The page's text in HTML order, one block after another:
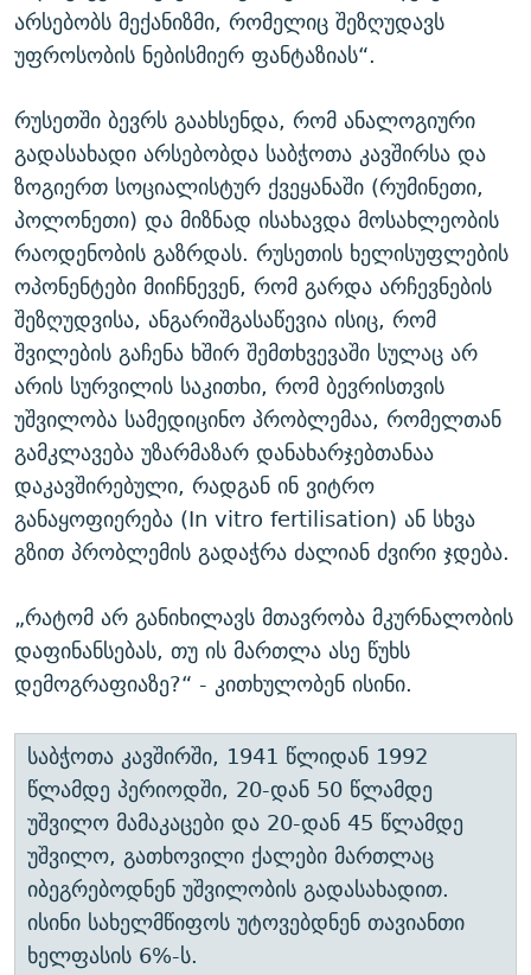
არსებობს მექანიზმი, რომელიც შეზღუდავს
უფროსობის ნებისმიერ ფანტაზიას“.
რუსეთში ბევრს გაახსენდა, რომ ანალოგიური
გადასახადი არსებობდა საბჭოთა კავშირსა და
ზოგიერთ სოციალისტურ ქვეყანაში (რუმინეთი,
პოლონეთი) და მიზნად ისახავდა მოსახლეობის
რაოდენობის გაზრდას. რუსეთის ხელისუფლების
ოპონენტები მიიჩნევენ, რომ გარდა არჩევნების
შეზღუდვისა, ანგარიშგასაწევია ისიც, რომ
შვილების გაჩენა ხშირ შემთხვევაში სულაც არ
არის სურვილის საკითხი, რომ ბევრისთვის
უშვილობა სამედიცინო პრობლემაა, რომელთან
გამკლავება უზარმაზარ დანახარჯებთანაა
დაკავშირებული, რადგან ინ ვიტრო
განაყოფიერება (In vitro fertilisation) ან სხვა
გზით პრობლემის გადაჭრა ძალიან ძვირი ჯდება.
„რატომ არ განიხილავს მთავრობა მკურნალობის
დაფინანსებას, თუ ის მართლა ასე წუხს
დემოგრაფიაზე?“ - კითხულობენ ისინი.
საბჭოთა კავშირში, 1941 წლიდან 1992
წლამდე პერიოდში, 20-დან 50 წლამდე
უშვილო მამაკაცები და 20-დან 45 წლამდე
უშვილო, გათხოვილი ქალები მართლაც
იბეგრებოდნენ უშვილობის გადასახადით.
ისინი სახელმწიფოს უტოვებდნენ თავიანთი
ხელფასის 6%-ს.